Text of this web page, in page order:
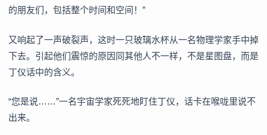
的朋友们，包括整个时间和空间！”
又响起了一声破裂声，这时一只玻璃水杯从一名物理学家手中掉
下去。引起他们震惊的原因同其他人不一样，不是星图盘，而是
丁仪话中的含义。
“您是说……”一名宇宙学家死死地盯住丁仪，话卡在喉咙里说不
出来。